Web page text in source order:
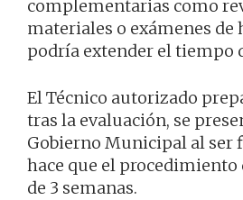
complementarias como
materiales o exámenes de
podría extender el tiempo
El Técnico autorizado
tras la evaluación, se
Gobierno Municipal al ser
hace que el
de 3 semanas.